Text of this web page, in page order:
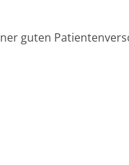
guten